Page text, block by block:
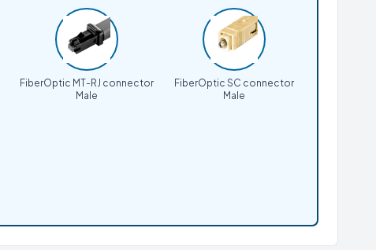
FiberOptic MT-RJ connector
Male
FiberOptic SC connector
Male